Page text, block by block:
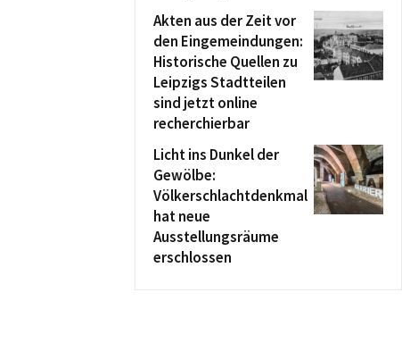
Akten aus der Zeit vor
den Eingemeindungen:
Historische Quellen zu
Leipzigs Stadtteilen
sind jetzt online
recherchierbar
Licht ins Dunkel der
Gewölbe:
Völkerschlachtdenkmal
hat neue
Ausstellungsräume
erschlossen